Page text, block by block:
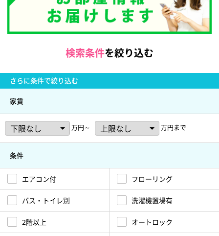
検索条件を絞り込む
さらに条件で絞り込む
家賃
万円～ 万円まで
条件
エアコン付 フローリング
バス・トイレ別 洗濯機置場有
2階以上 オートロック